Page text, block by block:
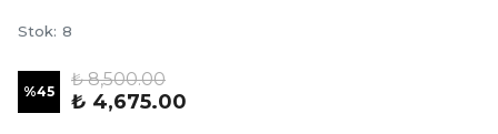
Stok: 8
%45
₺ 8,500.00
₺ 4,675.00